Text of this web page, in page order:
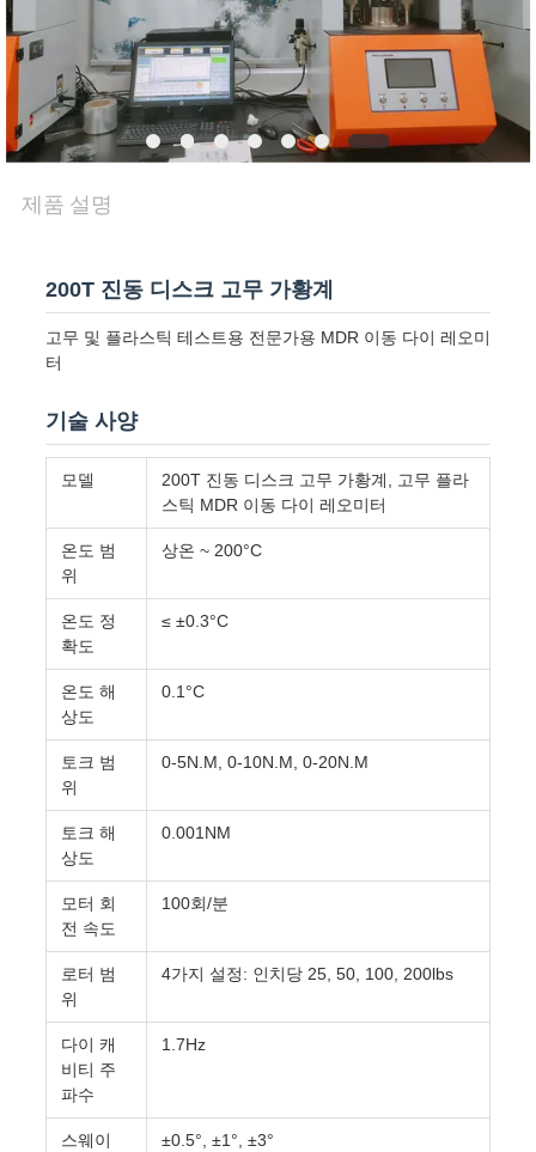
락
주
세
요
인
용
을
하
SHOW
SITEMAP
PRIVACY
POLICY
제품 설명
200T 진동 디스크 고무 가황계
고무 및 플라스틱 테스트용 전문가용 MDR 이동 다이 레오미
터
기술 사양
모델
200T 진동 디스크 고무 가황계, 고무 플라
스틱 MDR 이동 다이 레오미터
온도 범
위
상온 ~ 200°C
온도 정
확도
≤ ±0.3°C
온도 해
상도
0.1°C
토크 범
위
0-5N.M, 0-10N.M, 0-20N.M
토크 해
상도
0.001NM
모터 회
전 속도
100회/분
로터 범
위
4가지 설정: 인치당 25, 50, 100, 200lbs
다이 캐
비티 주
파수
1.7Hz
스웨이
±0.5°, ±1°, ±3°